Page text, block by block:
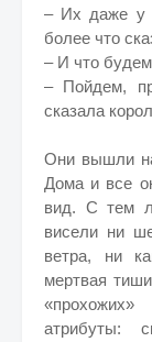
– Их даже у
более что
– И что
– Пойдем,
сказала
Они вышли
Дома и все
вид. С тем
висели ни
ветра, ни
мертвая
атрибуты: